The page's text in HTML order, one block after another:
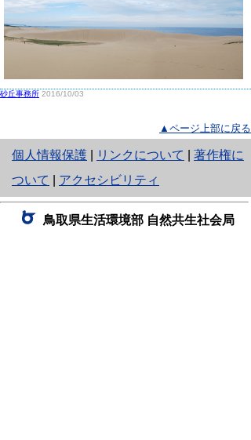
砂丘事務所 2016/10/03
▲ページ上部に戻る
個人情報保護
と
り
ネ
ッ
リンクについて
著作権に
ついて
アクセシビリティ
鳥取県生活環境部 自然共生社会局